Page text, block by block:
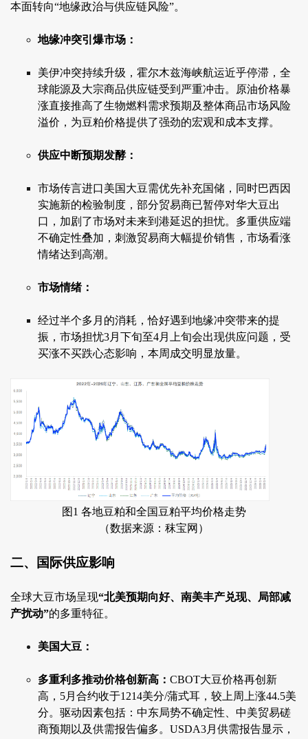
本面转向“地缘政治与供应链风险”。
地缘冲突引爆市场：
美伊冲突持续升级，霍尔木兹海峡航运近乎停滞，全
球能源及大宗商品供应链受到严重冲击。原油价格暴
涨直接推高了生物燃料需求预期及整体商品市场风险
溢价，为豆粕价格提供了强劲的宏观和成本支撑。
供应中断预期发酵：
市场传言进口美国大豆需优先补充国储，同时巴西因
实施新的检验制度，部分贸易商已暂停对华大豆出
口，加剧了市场对未来到港延迟的担忧。多重供应端
不确定性叠加，刺激贸易商大幅提价销售，市场看涨
情绪达到高潮。
市场情绪：
经过半个多月的消耗，恰好遇到地缘冲突带来的提
振，市场担忧3月下旬至4月上旬会出现供应问题，受
买涨不买跌心态影响，本周成交明显放量。
图1 各地豆粕和全国豆粕平均价格走势
（数据来源：秣宝网）
二、国际供应影响
全球大豆市场呈现“北美预期向好、南美丰产兑现、局部减
产扰动”的多重特征。
美国大豆：
多重利多推动价格创新高： CBOT大豆价格再创新
高，5月合约收于1214美分/蒲式耳，较上周上涨44.5美
分。驱动因素包括：中东局势不确定性、中美贸易磋
商预期以及供需报告偏多。USDA3月供需报告显示，